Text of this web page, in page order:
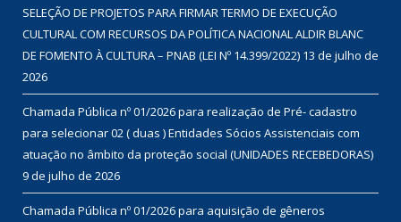
SELEÇÃO DE PROJETOS PARA FIRMAR TERMO DE EXECUÇÃO
CULTURAL COM RECURSOS DA POLÍTICA NACIONAL ALDIR BLANC
DE FOMENTO À CULTURA – PNAB (LEI Nº 14.399/2022) 13 de julho de
2026
Chamada Pública nº 01/2026 para realização de Pré- cadastro
para selecionar 02 ( duas ) Entidades Sócios Assistenciais com
atuação no âmbito da proteção social (UNIDADES RECEBEDORAS)
9 de julho de 2026
Chamada Pública nº 01/2026 para aquisição de gêneros